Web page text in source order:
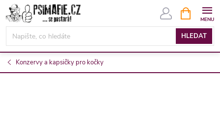
Přejít
na
obsah
HLEDAT
NÁKUPNÍ
KOŠÍK
Konzervy a kapsičky pro kočky